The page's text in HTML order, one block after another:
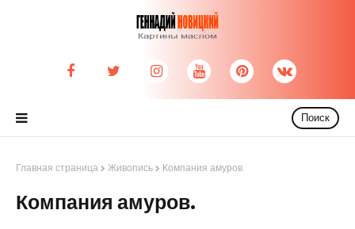
Поиск
Главная страница Живопись Компания амуров.
Компания амуров.